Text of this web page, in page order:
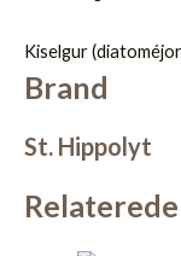
Kiselgur
Brand
St. Hippolyt